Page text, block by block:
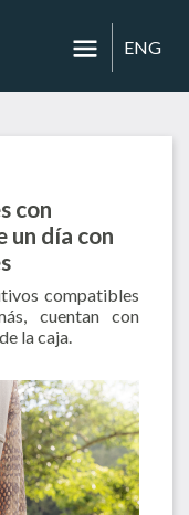
ENG
con
un día con
compatibles
cuentan con
la caja.